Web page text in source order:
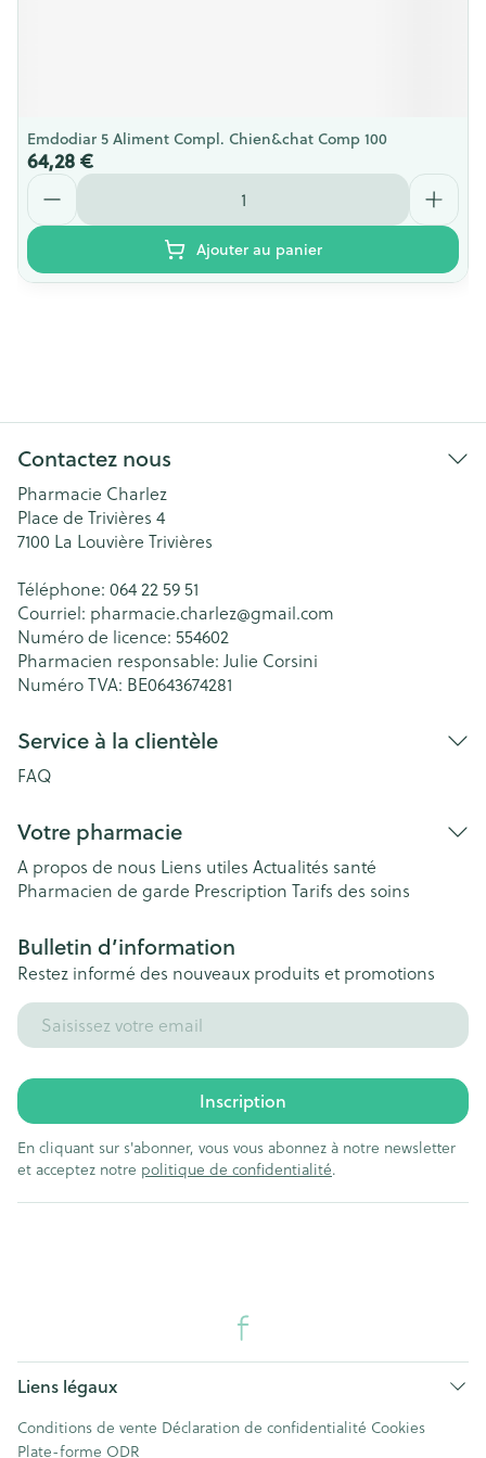
Emdodiar 5 Aliment Compl. Chien&chat Comp 100
64,28 €
Quantité
Ajouter au panier
Contactez nous
Pharmacie Charlez
Place de Trivières 4
7100 La Louvière Trivières
Téléphone: 064 22 59 51
Courriel: pharmacie.charlez@gmail.com
Numéro de licence: 554602
Pharmacien responsable: Julie Corsini
Numéro TVA: BE0643674281
Service à la clientèle
FAQ
Votre pharmacie
A propos de nous Liens utiles Actualités santé
Pharmacien de garde Prescription Tarifs des soins
Bulletin d’information
Restez informé des nouveaux produits et promotions
Adresse mail
Inscription
En cliquant sur s'abonner, vous vous abonnez à notre newsletter
et acceptez notre politique de confidentialité.
Liens légaux
Conditions de vente Déclaration de confidentialité Cookies
Plate-forme ODR